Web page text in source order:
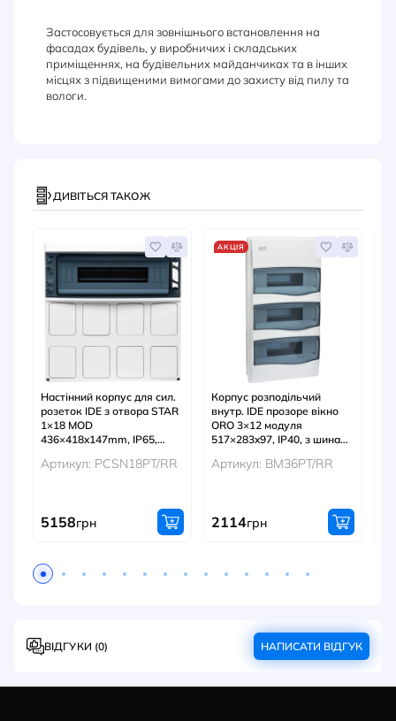
Застосовується для зовнішнього встановлення на
фасадах будівель, у виробничих і складських
приміщеннях, на будівельних майданчиках та в інших
місцях з підвищеними вимогами до захисту від пилу та
вологи.
ДИВІТЬСЯ ТАКОЖ
Настінний корпус для сил.
розеток IDE з отвора STAR
1×18 MOD
436×418x147mm, IP65,
Артикул: PCSN18PT/RR
5158грн
АКЦІЯ
Корпус розподільчий
внутр. IDE прозоре вікно
ORO 3×12 модуля
517×283x97, IP40, з шинами
Артикул: BM36PT/RR
2114грн
ВІДГУКИ (0) НАПИСАТИ ВІДГУК